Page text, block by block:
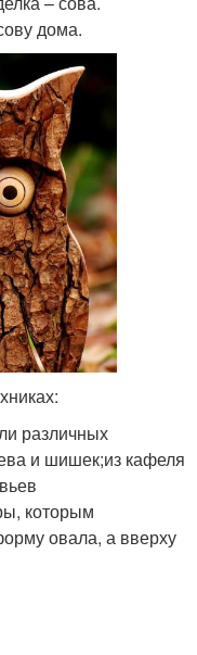
дома.
различных
и шишек;из кафеля
которым
овала, а вверху